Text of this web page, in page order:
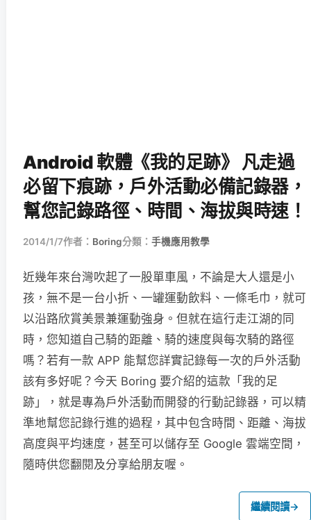
Android 軟體《我的足跡》 凡走過
必留下痕跡，戶外活動必備記錄器，
幫您記錄路徑、時間、海拔與時速！
2014/1/7作者： Boring分類： 手機應用教學
近幾年來台灣吹起了一股單車風，不論是大人還是小
孩，無不是一台小折、一罐運動飲料、一條毛巾，就可
以沿路欣賞美景兼運動強身。但就在這行走江湖的同
時，您知道自己騎的距離、騎的速度與每次騎的路徑
嗎？若有一款 APP 能幫您詳實記錄每一次的戶外活動
該有多好呢？今天 Boring 要介紹的這款「我的足
跡」，就是專為戶外活動而開發的行動記錄器，可以精
準地幫您記錄行進的過程，其中包含時間、距離、海拔
高度與平均速度，甚至可以儲存至 Google 雲端空間，
隨時供您翻閱及分享給朋友喔。
繼續閱讀→